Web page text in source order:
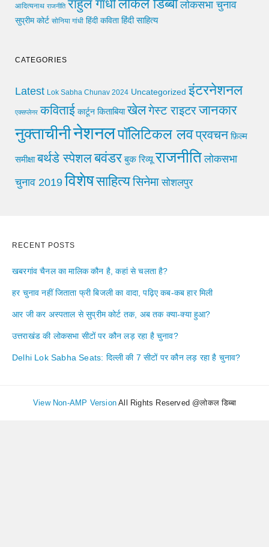
आदित्यनाथ राजनीति राहुल गांधीलोकल डिब्बा लोकसभा चुनाव
सुप्रीम कोर्ट सोनिया गांधी हिंदी कविता हिंदी साहित्य
CATEGORIES
Latest Lok Sabha Chunav 2024 Uncategorized इंटरनेशनल
एक्सप्लेनर कविताई कार्टून किताबिया खेलगेस्ट राइटरजानकार
नुक्ताचीनीनेशनलपॉलिटिकल लवप्रवचन फ़िल्म
समीक्षा बर्थडे स्पेशलबवंडर बुक रिव्यू राजनीति लोकसभा
चुनाव 2019 विशेषसाहित्यसिनेमा सोशलपुर
RECENT POSTS
खबरगांव चैनल का मालिक कौन है, कहां से चलता है?
हर चुनाव नहीं जिताता फ्री बिजली का वादा, पढ़िए कब-कब हार मिली
आर जी कर अस्पताल से सुप्रीम कोर्ट तक, अब तक क्या-क्या हुआ?
उत्तराखंड की लोकसभा सीटों पर कौन लड़ रहा है चुनाव?
Delhi Lok Sabha Seats: दिल्ली की 7 सीटों पर कौन लड़ रहा है चुनाव?
View Non-AMP Version All Rights Reserved @लोकल डिब्बा